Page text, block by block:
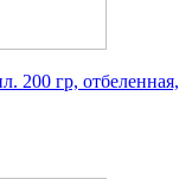
200 гр, отбеленная,